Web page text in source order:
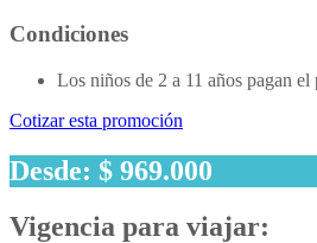
Condiciones
Los niños de 2 a 11 años pagan
Cotizar esta promoción
Desde: $ 969.000
Vigencia para viajar: